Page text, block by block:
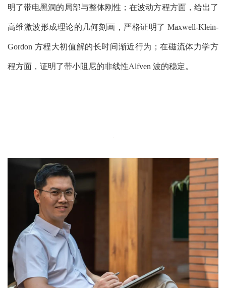
明了带电黑洞的局部与整体刚性；在波动方程方面，给出了
高维激波形成理论的几何刻画，严格证明了 Maxwell-Klein-
Gordon 方程大初值解的长时间渐近行为；在磁流体力学方
程方面，证明了带小阻尼的非线性Alfven 波的稳定。